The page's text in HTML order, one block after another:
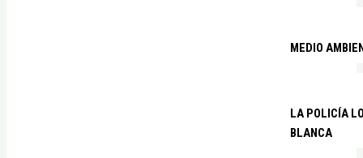
MEDIO
LA POLICÍA
BLANCA